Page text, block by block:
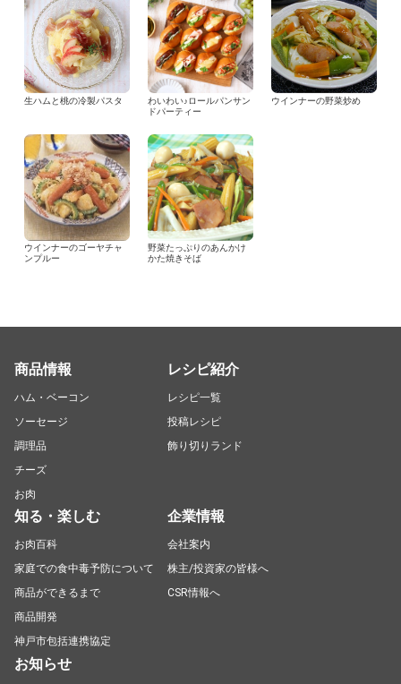
生ハムと桃の冷製パスタ
わいわい♪ロールパンサン
ドパーティー
ウインナーの野菜炒め
ウインナーのゴーヤチャ
ンプルー
野菜たっぷりのあんかけ
かた焼きそば
商品情報
ハム・ベーコン
ソーセージ
調理品
チーズ
お肉
レシピ紹介
レシピ一覧
投稿レシピ
飾り切りランド
知る・楽しむ
お肉百科
家庭での食中毒予防について
商品ができるまで
商品開発
神戸市包括連携協定
企業情報
会社案内
株主/投資家の皆様へ
CSR情報へ
お知らせ